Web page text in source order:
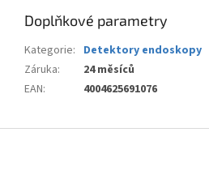
Doplňkové parametry
Kategorie: Detektory endoskopy
Záruka:
24 měsíců
EAN: 4004625691076